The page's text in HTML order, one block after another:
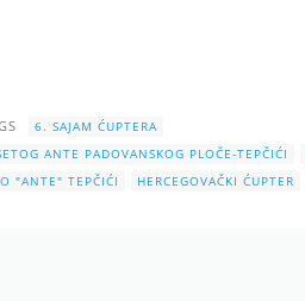
6. SAJAM ĆUPTERA
ANTE PADOVANSKOG PLOČE-TEPČIĆI
"ANTE" TEPČIĆI
HERCEGOVAČKI ĆUPTER